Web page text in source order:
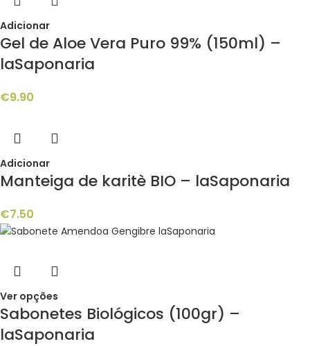
Adicionar
Gel de Aloe Vera Puro 99% (150ml) –
laSaponaria
€9.90
Adicionar
Manteiga de karitè BIO – laSaponaria
€7.50
Ver opções
Sabonetes Biológicos (100gr) –
laSaponaria